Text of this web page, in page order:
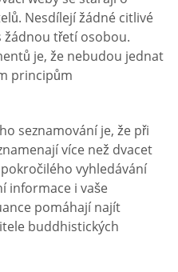
Nesdílejí žádné citlivé
žádnou třetí osobou.
je, že nebudou jednat
principům
seznamování je, že při
více než dvacet
vyhledávání
informace i vaše
pomáhají najít
buddhistických